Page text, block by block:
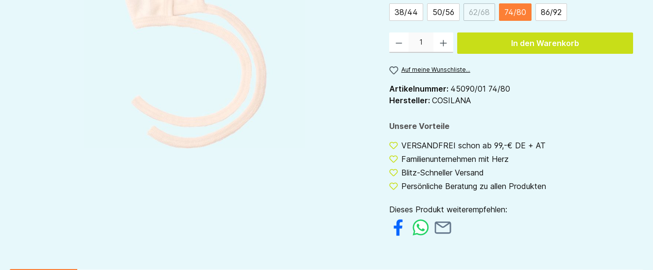
38/44
50/56 62/68(Diese Option ist zurzeit nicht verfügbar.)
74/80 86/92
In den Warenkorb
Auf meine Wunschliste...
Artikelnummer: 45090/01 74/80
Hersteller: COSILANA
Unsere Vorteile
VERSANDFREI schon ab 99,-€ DE + AT
Familienunternehmen mit Herz
Blitz-Schneller Versand
Persönliche Beratung zu allen Produkten
Dieses Produkt weiterempfehlen: